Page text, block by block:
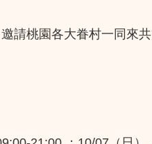
請桃園各大眷村一同來